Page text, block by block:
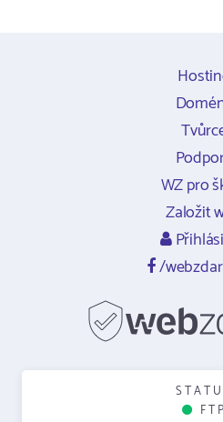
WZ pro
Založit
/
FTP